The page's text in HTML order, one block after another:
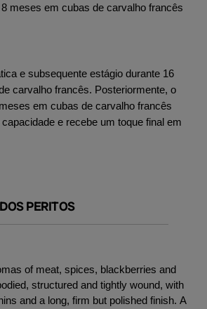
meses em cubas de carvalho francês
e subsequente estágio durante 16
carvalho francês. Posteriormente, o
em cubas de carvalho francês
e recebe um toque final em
PERITOS
of meat, spices, blackberries and
structured and tightly wound, with
and a long, firm but polished finish. A